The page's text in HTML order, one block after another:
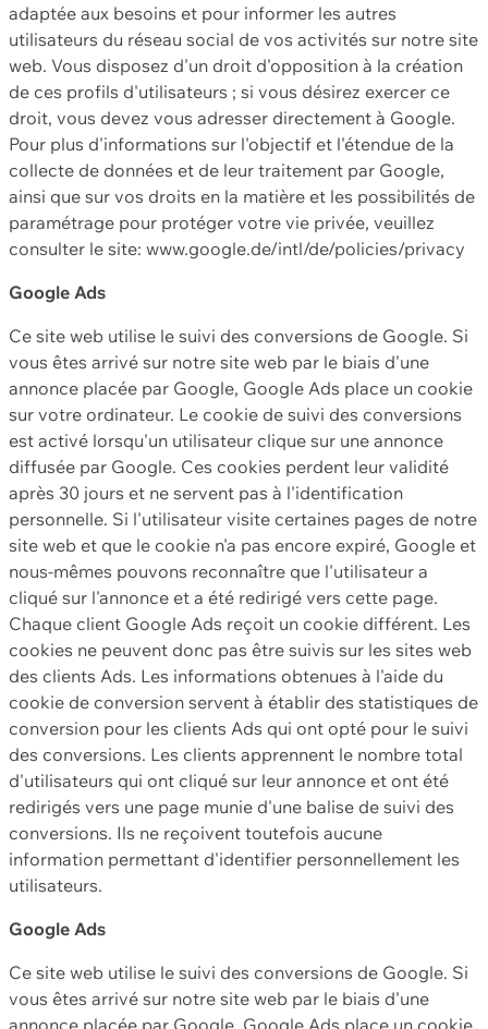
adaptée aux besoins et pour informer les autres
utilisateurs du réseau social de vos activités sur notre site
web. Vous disposez d'un droit d'opposition à la création
de ces profils d'utilisateurs ; si vous désirez exercer ce
droit, vous devez vous adresser directement à Google.
Pour plus d'informations sur l'objectif et l'étendue de la
collecte de données et de leur traitement par Google,
ainsi que sur vos droits en la matière et les possibilités de
paramétrage pour protéger votre vie privée, veuillez
consulter le site: www.google.de/intl/de/policies/privacy
Google Ads
Ce site web utilise le suivi des conversions de Google. Si
vous êtes arrivé sur notre site web par le biais d'une
annonce placée par Google, Google Ads place un cookie
sur votre ordinateur. Le cookie de suivi des conversions
est activé lorsqu'un utilisateur clique sur une annonce
diffusée par Google. Ces cookies perdent leur validité
après 30 jours et ne servent pas à l'identification
personnelle. Si l'utilisateur visite certaines pages de notre
site web et que le cookie n'a pas encore expiré, Google et
nous-mêmes pouvons reconnaître que l'utilisateur a
cliqué sur l'annonce et a été redirigé vers cette page.
Chaque client Google Ads reçoit un cookie différent. Les
cookies ne peuvent donc pas être suivis sur les sites web
des clients Ads. Les informations obtenues à l'aide du
cookie de conversion servent à établir des statistiques de
conversion pour les clients Ads qui ont opté pour le suivi
des conversions. Les clients apprennent le nombre total
d'utilisateurs qui ont cliqué sur leur annonce et ont été
redirigés vers une page munie d'une balise de suivi des
conversions. Ils ne reçoivent toutefois aucune
information permettant d'identifier personnellement les
utilisateurs.
Google Ads
Ce site web utilise le suivi des conversions de Google. Si
vous êtes arrivé sur notre site web par le biais d'une